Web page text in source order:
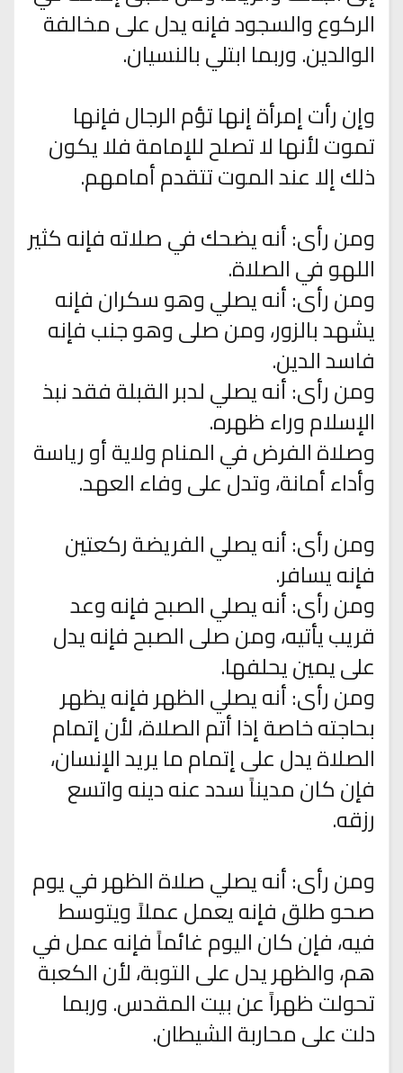
الركوع والسجود فإنه يدل على مخالفة
الوالدين. وربما ابتلي بالنسيان.
وإن رأت إمرأة إنها تؤم الرجال فإنها
تموت لأنها لا تصلح للإمامة فلا يكون
ذلك إلا عند الموت تتقدم أمامهم.
ومن رأى: أنه يضحك في صلاته فإنه كثير
اللهو في الصلاة.
ومن رأى: أنه يصلي وهو سكران فإنه
يشهد بالزور، ومن صلى وهو جنب فإنه
فاسد الدين.
ومن رأى: أنه يصلي لدبر القبلة فقد نبذ
الإسلام وراء ظهره.
وصلاة الفرض في المنام ولاية أو رياسة
وأداء أمانة، وتدل على وفاء العهد.
ومن رأى: أنه يصلي الفريضة ركعتين
فإنه يسافر.
ومن رأى: أنه يصلي الصبح فإنه وعد
قريب يأتيه، ومن صلى الصبح فإنه يدل
على يمين يحلفها.
ومن رأى: أنه يصلي الظهر فإنه يظهر
بحاجته خاصة إذا أتم الصلاة، لأن إتمام
الصلاة يدل على إتمام ما يريد الإنسان،
فإن كان مديناً سدد عنه دينه واتسع
رزقه.
ومن رأى: أنه يصلي صلاة الظهر في يوم
صحو طلق فإنه يعمل عملاً ويتوسط
فيه، فإن كان اليوم غائماً فإنه عمل في
هم، والظهر يدل على التوبة، لأن الكعبة
تحولت ظهراً عن بيت المقدس. وربما
دلت على محاربة الشيطان.